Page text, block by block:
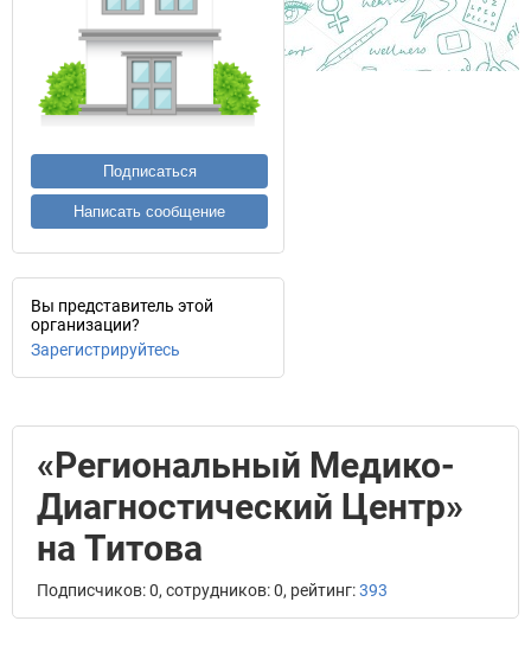
Подписаться
Написать сообщение
Вы представитель этой
организации?
Зарегистрируйтесь
«Региональный Медико-
Диагностический Центр»
на Титова
Подписчиков: 0, сотрудников: 0, рейтинг:393